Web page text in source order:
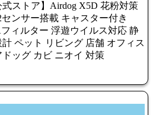
式ストア】Airdog X5D 花粉対策
センサー搭載 キャスター付き
ィルター 浮遊ウイルス対応 静
計 ペット リビング 店舗 オフィス
ドッグ カビ ニオイ 対策